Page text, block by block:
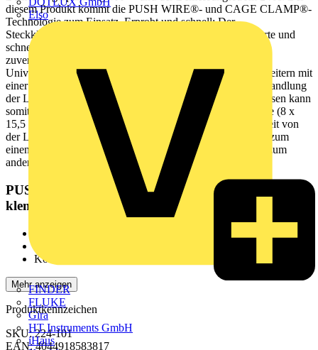
Elso
FINDER
FLUKE
Gira
HT Instruments GmbH
iHaus
diesem Produkt kommt die PUSH WIRE®- und CAGE CLAMP®-
Technologie zum Einsatz. Erprobt und schnell: Der
Steckklemmanschluss PUSH WIRE® ist die unkomplizierte und
schnelle Art, einen knickfesten Leiter anzuschließen. Der
zuverlässige und wartungsfreie CAGE CLAMP®
Universalanschluss bietet die Möglichkeit, alle Arten von Leitern mit
einer Käfigzugfeder anzuschließen, ohne, dass eine Vorbehandlung
der Leiter erforderlich ist. Das Aufcrimpen von Aderendhülsen kann
somit entfallen. Die Maße betragen in Breite x Höhe x Tiefe (8 x
15,5 x 20,4) mm. Diese Leuchtenklemme ist in Abhängigkeit von
der Leiterart für Leiterquerschnitte von 1 mm² bis 2,5 mm² zum
einen und für Leiterquerschnitte von 0,5 mm² bis 2,5 mm² zum
anderen geeignet.
PUSH WIRE® – die schnellste Art, einen Leiter zu
klemmen
Kompakte Baugrößen
Mehr anzeigen
Produktkennzeichen
SKU: 224-101
EAN: 4044918583817